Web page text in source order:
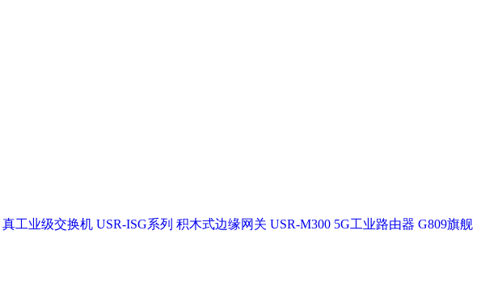
真工业级交换机 USR-ISG系列 积木式边缘网关 USR-M300 5G工业路由器 G809旗舰